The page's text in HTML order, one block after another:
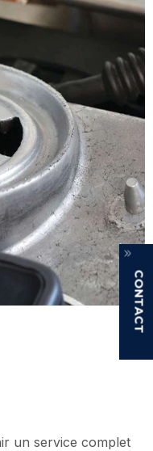
un service complet
CONTACT